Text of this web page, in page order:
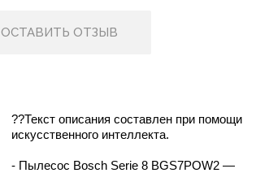
ОСТАВИТЬ ОТЗЫВ
??Текст описания составлен при помощи
искусственного интеллекта.
- Пылесос Bosch Serie 8 BGS7POW2 —